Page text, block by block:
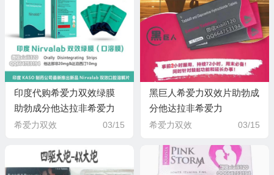
印度代购希爱力双效绿膜
助勃成分他达拉非希爱力
Tadalafil20mg 延时成分达
Dapoxetine10mg 印度
KASO制药
希爱力双效 03/15
黑巨人希爱力双效片助勃成
分他达拉非希爱力
Tadalafil40mg 延时成分达
Dapoxetine100mg
希爱力双效 03/15